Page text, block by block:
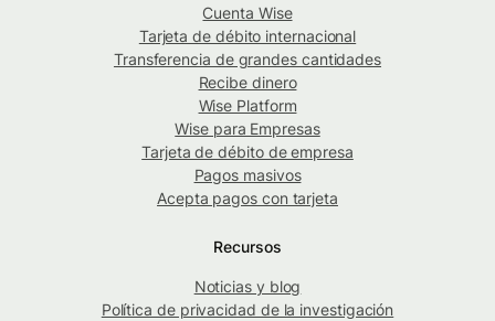
Cuenta Wise
Tarjeta de débito internacional
Transferencia de grandes cantidades
Recibe dinero
Wise Platform
Wise para Empresas
Tarjeta de débito de empresa
Pagos masivos
Acepta pagos con tarjeta
Recursos
Noticias y blog
Política de privacidad de la investigación